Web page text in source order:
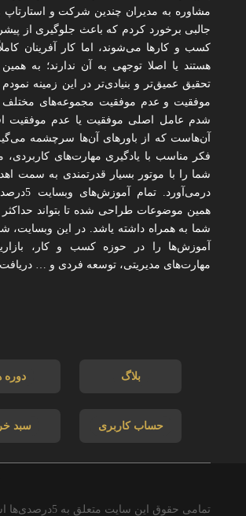
مشاوره به مدیران چندین شرکت و
جالبی برخورد کردم که باعث جلوگیری از
کسب و کارها می‌شوند، اما کار آفرینان
هستند یا اصلا توجهی به آن ندارند؛ به
تحقیق عمیق‌تر و بنیادی‌تر در این زمینه
موفقیت و عدم موفقیت مجموعه‌های مختلف
شدم عامل اصلی موفقیت یا عدم موفقیت
آن‌هاست که از باورهای آن‌ها سرچشمه
فکر مناسب با یادگیری مهارت‌های
شما را با موتور بسیار قدرتمندی به سمت
درمی‌آورد.
همین موضوعات طراحی شده تا بتواند حداکثر
شما به همراه داشته یاشد. در این وبسایت،
آموزش‌ها را در حوزه کسب و کار،
مهارت‌های مدیریتی، توسعه فردی و … دریافت
بلاگ دوره
حساب کاربری سبد
تمامی حقوق این سایت متعلق به 5درصدی‌ها است.